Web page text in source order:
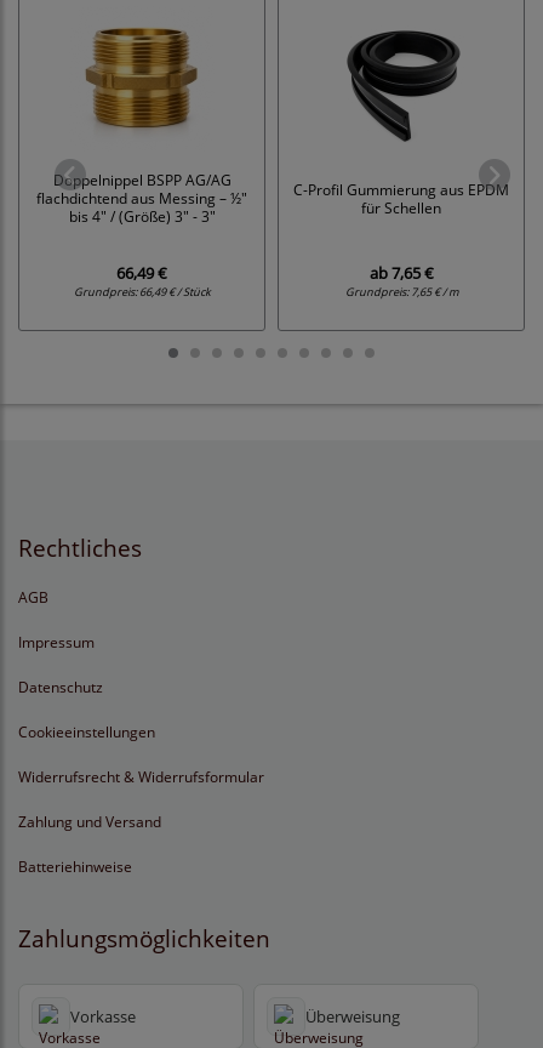
Doppelnippel BSPP AG/AG
flachdichtend aus Messing – ½"
bis 4" / (Größe) 3" - 3"
66,49 €
Grundpreis:66,49 € / Stück
C-Profil Gummierung aus EPDM
für Schellen
ab7,65 €
Grundpreis:7,65 € / m
Rechtliches
AGB
Impressum
Datenschutz
Cookieeinstellungen
Widerrufsrecht & Widerrufsformular
Zahlung und Versand
Batteriehinweise
Zahlungsmöglichkeiten
Vorkasse Überweisung